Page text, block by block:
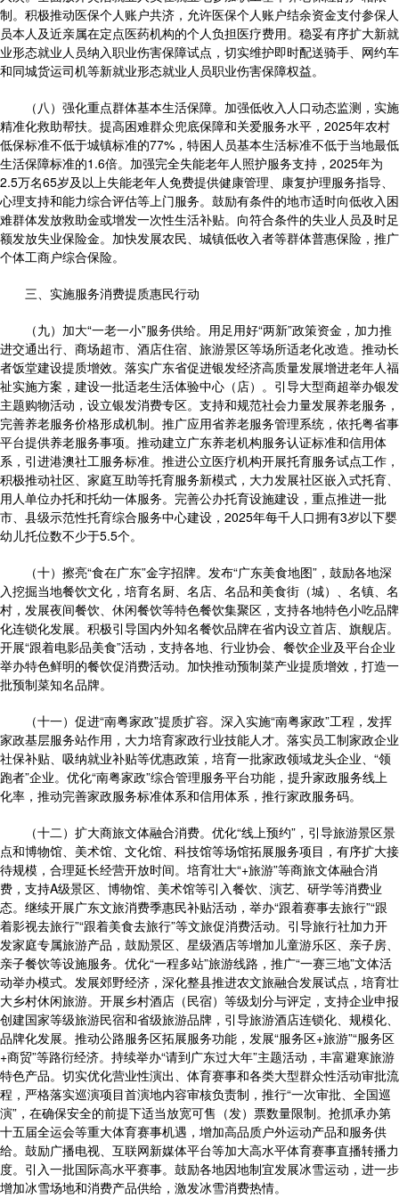
制。积极推动医保个人账户共济，允许医保个人账户结余资金支付参保人
员本人及近亲属在定点医药机构的个人负担医疗费用。稳妥有序扩大新就
业形态就业人员纳入职业伤害保障试点，切实维护即时配送骑手、网约车
和同城货运司机等新就业形态就业人员职业伤害保障权益。
（八）强化重点群体基本生活保障。加强低收入人口动态监测，实施
精准化救助帮扶。提高困难群众兜底保障和关爱服务水平，2025年农村
低保标准不低于城镇标准的77%，特困人员基本生活标准不低于当地最低
生活保障标准的1.6倍。加强完全失能老年人照护服务支持，2025年为
2.5万名65岁及以上失能老年人免费提供健康管理、康复护理服务指导、
心理支持和能力综合评估等上门服务。鼓励有条件的地市适时向低收入困
难群体发放救助金或增发一次性生活补贴。向符合条件的失业人员及时足
额发放失业保险金。加快发展农民、城镇低收入者等群体普惠保险，推广
个体工商户综合保险。
三、实施服务消费提质惠民行动
（九）加大“一老一小”服务供给。用足用好“两新”政策资金，加力推
进交通出行、商场超市、酒店住宿、旅游景区等场所适老化改造。推动长
者饭堂建设提质增效。落实广东省促进银发经济高质量发展增进老年人福
祉实施方案，建设一批适老生活体验中心（店）。引导大型商超举办银发
主题购物活动，设立银发消费专区。支持和规范社会力量发展养老服务，
完善养老服务价格形成机制。推广应用省养老服务管理系统，依托粤省事
平台提供养老服务事项。推动建立广东养老机构服务认证标准和信用体
系，引进港澳社工服务标准。推进公立医疗机构开展托育服务试点工作，
积极推动社区、家庭互助等托育服务新模式，大力发展社区嵌入式托育、
用人单位办托和托幼一体服务。完善公办托育设施建设，重点推进一批
市、县级示范性托育综合服务中心建设，2025年每千人口拥有3岁以下婴
幼儿托位数不少于5.5个。
（十）擦亮“食在广东”金字招牌。发布“广东美食地图”，鼓励各地深
入挖掘当地餐饮文化，培育名厨、名店、名品和美食街（城）、名镇、名
村，发展夜间餐饮、休闲餐饮等特色餐饮集聚区，支持各地特色小吃品牌
化连锁化发展。积极引导国内外知名餐饮品牌在省内设立首店、旗舰店。
开展“跟着电影品美食”活动，支持各地、行业协会、餐饮企业及平台企业
举办特色鲜明的餐饮促消费活动。加快推动预制菜产业提质增效，打造一
批预制菜知名品牌。
（十一）促进“南粤家政”提质扩容。深入实施“南粤家政”工程，发挥
家政基层服务站作用，大力培育家政行业技能人才。落实员工制家政企业
社保补贴、吸纳就业补贴等优惠政策，培育一批家政领域龙头企业、“领
跑者”企业。优化“南粤家政”综合管理服务平台功能，提升家政服务线上
化率，推动完善家政服务标准体系和信用体系，推行家政服务码。
（十二）扩大商旅文体融合消费。优化“线上预约”，引导旅游景区景
点和博物馆、美术馆、文化馆、科技馆等场馆拓展服务项目，有序扩大接
待规模，合理延长经营开放时间。培育壮大“+旅游”等商旅文体融合消
费，支持A级景区、博物馆、美术馆等引入餐饮、演艺、研学等消费业
态。继续开展广东文旅消费季惠民补贴活动，举办“跟着赛事去旅行”“跟
着影视去旅行”“跟着美食去旅行”等文旅促消费活动。引导旅行社加力开
发家庭专属旅游产品，鼓励景区、星级酒店等增加儿童游乐区、亲子房、
亲子餐饮等设施服务。优化“一程多站”旅游线路，推广“一赛三地”文体活
动举办模式。发展郊野经济，深化整县推进农文旅融合发展试点，培育壮
大乡村休闲旅游。开展乡村酒店（民宿）等级划分与评定，支持企业申报
创建国家等级旅游民宿和省级旅游品牌，引导旅游酒店连锁化、规模化、
品牌化发展。推动公路服务区拓展服务功能，发展“服务区+旅游”“服务区
+商贸”等路衍经济。持续举办“请到广东过大年”主题活动，丰富避寒旅游
特色产品。切实优化营业性演出、体育赛事和各类大型群众性活动审批流
程，严格落实巡演项目首演地内容审核负责制，推行“一次审批、全国巡
演”，在确保安全的前提下适当放宽可售（发）票数量限制。抢抓承办第
十五届全运会等重大体育赛事机遇，增加高品质户外运动产品和服务供
给。鼓励广播电视、互联网新媒体平台等加大高水平体育赛事直播转播力
度。引入一批国际高水平赛事。鼓励各地因地制宜发展冰雪运动，进一步
增加冰雪场地和消费产品供给，激发冰雪消费热情。